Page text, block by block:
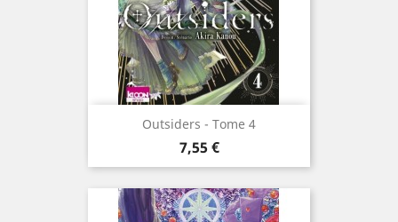
Outsiders - Tome 4
Prix
7,55 €